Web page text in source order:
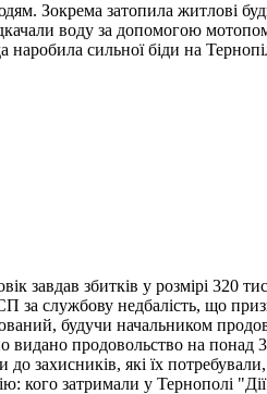
Зокрема затопила житлові
воду за допомогою
сильної біди на
завдав збитків у розмірі 320
службову недбалість, що
будучи начальником
видано продовольство на
захисників, які їх
затримали у Тернополі